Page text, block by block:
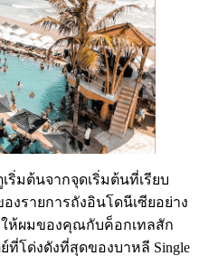
ริ่มต้นจากจุดเริ่มต้นที่เรียบ
งรายการถังอินโดนีเซียอย่าง
ให้ผมของคุณกับค็อกเทลสัก
โด่งดังที่สุดของบาหลี Single